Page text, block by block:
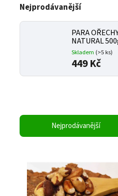
Nejprodávanější
PARA
NATURAL
Skladem (>5 ks)
449 Kč
Nejprodávanější